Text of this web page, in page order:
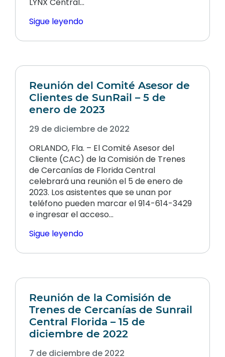
Sigue leyendo
Reunión del Comité Asesor de
Clientes de SunRail – 5 de
enero de 2023
29 de diciembre de 2022
ORLANDO, Fla. – El Comité Asesor del
Cliente (CAC) de la Comisión de Trenes
de Cercanías de Florida Central
celebrará una reunión el 5 de enero de
2023. Los asistentes que se unan por
teléfono pueden marcar el 914-614-3429
e ingresar el acceso...
Sigue leyendo
Reunión de la Comisión de
Trenes de Cercanías de Sunrail
Central Florida – 15 de
diciembre de 2022
7 de diciembre de 2022